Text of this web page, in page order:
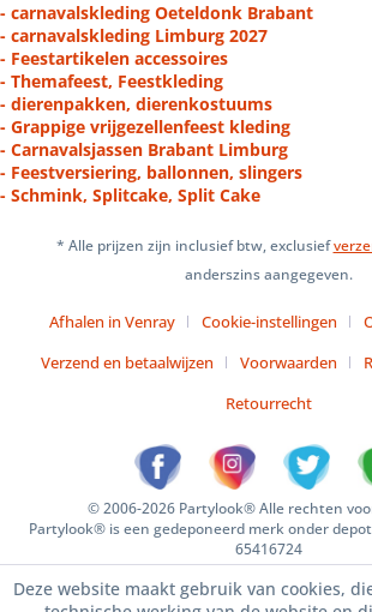
- carnavalskleding Oeteldonk Brabant
- carnavalskleding Limburg 2027
- Feestartikelen accessoires
- Themafeest, Feestkleding
- dierenpakken, dierenkostuums
- Grappige vrijgezellenfeest kleding
- Carnavalsjassen Brabant Limburg
- Feestversiering, ballonnen, slingers
- Schmink, Splitcake, Split Cake
* Alle prijzen zijn inclusief btw, exclusief
anderszins aangegeven.
Afhalen in Venray Cookie-instellingen
Verzend en betaalwijzen
Voorwaarden
Retourrecht
© 2006-2026 Partylook® Alle rechten
Partylook® is een gedeponeerd merk onder
65416724
Deze website maakt gebruik van cookies,